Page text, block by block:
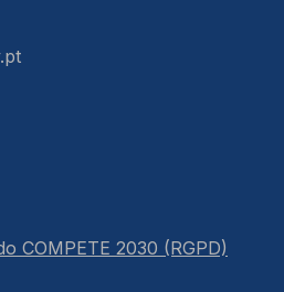
COMPETE 2030 (RGPD)